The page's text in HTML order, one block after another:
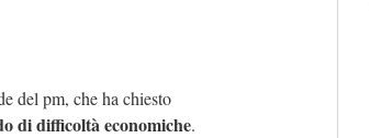
del pm, che ha chiesto
di difficoltà economiche.